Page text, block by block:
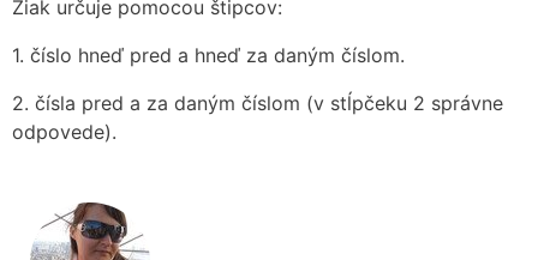
Žiak určuje pomocou štipcov:
1. číslo hneď pred a hneď za daným číslom.
2. čísla pred a za daným číslom (v stĺpčeku 2 správne
odpovede).